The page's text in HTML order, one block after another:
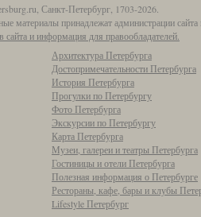
Санкт-Петербург, 1703-2026.
материалы принадлежат администрации сайта
сайта и информация для правообладателей.
Архитектура Петербурга
Достопримечательности Петербурга
История Петербурга
Прогулки по Петербургу
Фото Петербурга
Экскурсии по Петербургу
Карта Петербурга
Музеи, галереи и театры Петербурга
Гостиницы и отели Петербурга
Полезная информация о Петербурге
Рестораны, кафе, бары и клубы
Lifestyle Петербург